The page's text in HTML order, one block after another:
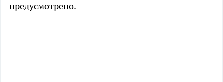
предусмотрено.